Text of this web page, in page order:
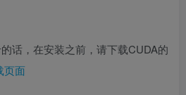
话，在安装之前，请下载CUDA的
页面